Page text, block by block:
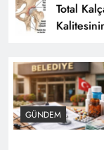
Total
GÜNDEM